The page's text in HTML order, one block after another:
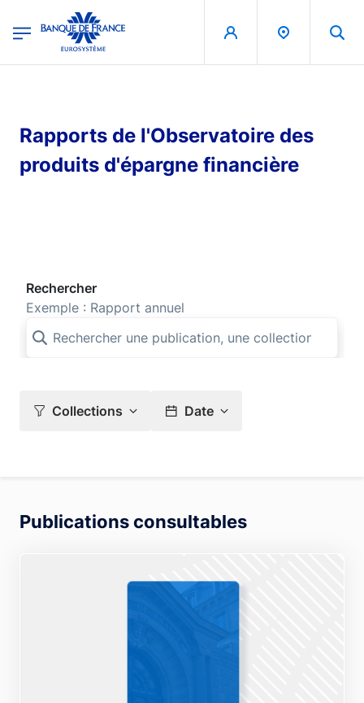
Banque de France - Menu Principal
Rapports de l'Observatoire des
produits d'épargne financière
Rechercher
Exemple : Rapport annuel
Collections Date
Publications consultables